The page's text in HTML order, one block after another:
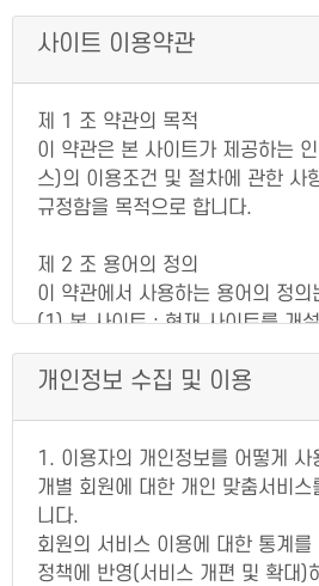
사이트 이용약관
제 1 조 약관의 목적
이 약관은 본 사이트가 제공하는
스)의 이용조건 및 절차에 관한 사
규정함을 목적으로 합니다.
제 2 조 용어의 정의
이 약관에서 사용하는 용어의 정
(1) 본 사이트 : 현재 사이트를 개
(2) 회원 : 본 사이트가 제시하는
사이트 가입절차(계약)를 마치고,
도메인을 방문하여 활동하는 모든
(4) 관리자 : 사이트의 운영자로서
아 회원 및 서비스를 관리하는자
(5) 회사 : 호스팅업체
개인정보 수집 및 이용
1. 이용자의 개인정보를 어떻게 사
개별 회원에 대한 개인 맞춤서비
니다.
회원의 서비스 이용에 대한 통계
정책에 반영(서비스 개편 및 확대)